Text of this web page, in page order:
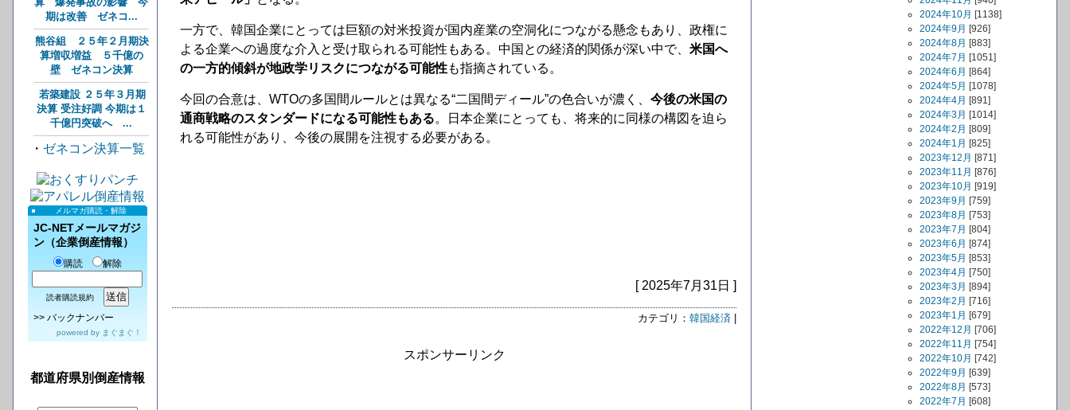
期は改善 ゼネコ...
熊谷組 ２５年２月期決
算増収増益 ５千億の
壁 ゼネコン決算
若築建設 ２５年３月期
決算 受注好調 今期は１
千億円突破へ ...
・ ゼネコン決算一覧
メルマガ購読・解除
JC-NETメールマガジ
ン（企業倒産情報）
購読 解除
読者購読規約
>> バックナンバー
powered by まぐまぐ！
都道府県別倒産情報
一方で、韓国企業にとっては巨額の対米投資が国内産業の空洞化につながる懸念もあり、政権に
よる企業への過度な介入と受け取られる可能性もある。中国との経済的関係が深い中で、 米国へ
の一方的傾斜が地政学リスクにつながる可能性も指摘されている。
今回の合意は、WTOの多国間ルールとは異なる“二国間ディール”の色合いが濃く、 今後の米国の
通商戦略のスタンダードになる可能性もある。日本企業にとっても、将来的に同様の構図を迫ら
れる可能性があり、今後の展開を注視する必要がある。
[ 2025年7月31日 ]
カテゴリ： 韓国経済
スポンサーリンク
2024年10月 [1138]
2024年9月 [926]
2024年8月 [883]
2024年7月 [1051]
2024年6月 [864]
2024年5月 [1078]
2024年4月 [891]
2024年3月 [1014]
2024年2月 [809]
2024年1月 [825]
2023年12月 [871]
2023年11月 [876]
2023年10月 [919]
2023年9月 [759]
2023年8月 [753]
2023年7月 [804]
2023年6月 [874]
2023年5月 [853]
2023年4月 [750]
2023年3月 [894]
2023年2月 [716]
2023年1月 [679]
2022年12月 [706]
2022年11月 [754]
2022年10月 [742]
2022年9月 [639]
2022年8月 [573]
2022年7月 [608]